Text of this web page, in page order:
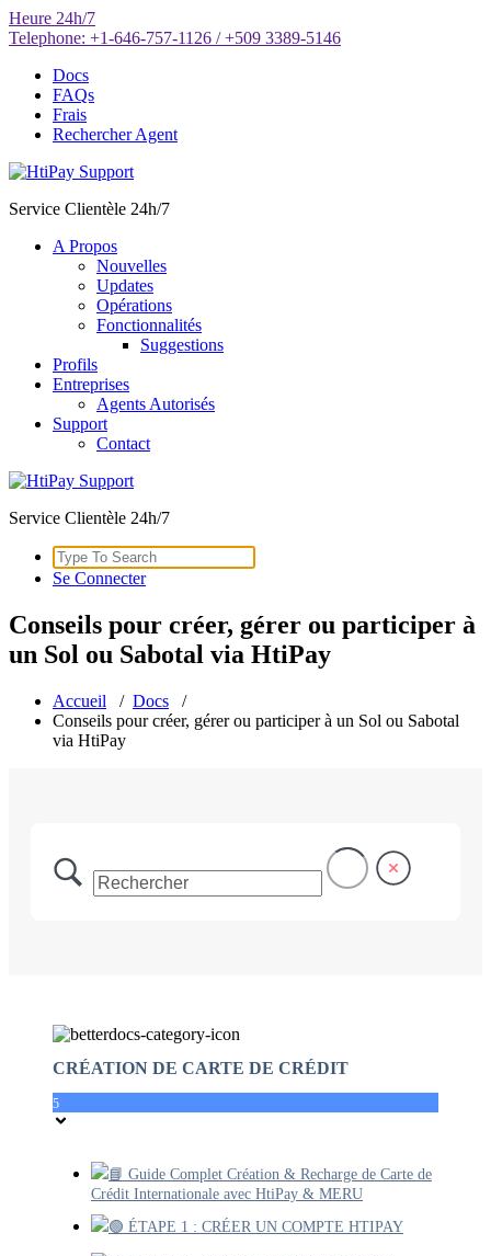
Aller
au
Heure 24h/7
Telephone: +1-646-757-1126 / +509 3389-5146
Docs
FAQs
Frais
Rechercher Agent
Service Clientèle 24h/7
A Propos
Nouvelles
Updates
Opérations
Fonctionnalités
Suggestions
Profils
Entreprises
Agents Autorisés
Support
Contact
Service Clientèle 24h/7
Search
for:
Se Connecter
Conseils pour créer, gérer ou participer à
un Sol ou Sabotal via HtiPay
Accueil / Docs /
Conseils pour créer, gérer ou participer à un Sol ou Sabotal
via HtiPay
CRÉATION DE CARTE DE CRÉDIT
5
📘 Guide Complet Création & Recharge de Carte de
Crédit Internationale avec HtiPay & MERU
🟢 ÉTAPE 1 : CRÉER UN COMPTE HTIPAY